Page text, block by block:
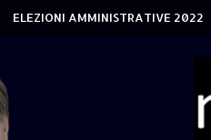
ELEZIONI AMMINISTRATIVE 2022